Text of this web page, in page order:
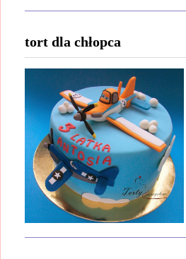
tort dla chłopca